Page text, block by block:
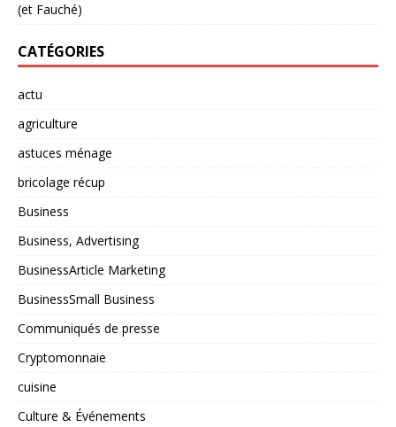
(et Fauché)
CATÉGORIES
actu
agriculture
astuces ménage
bricolage récup
Business
Business, Advertising
BusinessArticle Marketing
BusinessSmall Business
Communiqués de presse
Cryptomonnaie
cuisine
Culture & Événements